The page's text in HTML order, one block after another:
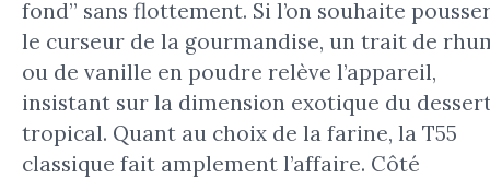
fond” sans flottement. Si l’on souhaite
le curseur de la gourmandise, un trait de
ou de vanille en poudre relève l’appareil,
insistant sur la dimension exotique du
tropical. Quant au choix de la farine, la T55
classique fait amplement l’affaire. Côté